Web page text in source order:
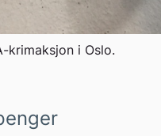
krimaksjon i Oslo.